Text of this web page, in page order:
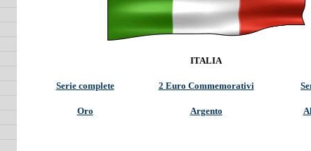
ITALIA
Serie complete 2 Euro Commemorativi
Oro Argento